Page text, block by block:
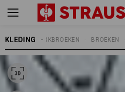
KLEDING BROEKEN
WERKBROEKEN
HEREN